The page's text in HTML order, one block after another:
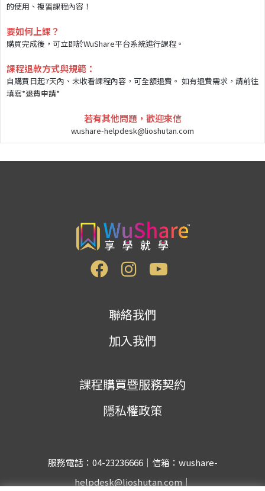
的使用、複習課程內容！
要如何上課？
購買完成後，可立即於WuShare平台系統進行課程。
課程退款方式與規範：
自購買日起7天內、未收看課程內容，可全額退費。 如有退費需求，請前往
填寫*退費申請*
若有其他問題，歡迎來信
wushare-helpdesk@lioshutan.com
聯絡我們
加入我們
課程購買暨服務契約
隱私權政策
服務電話：04-23236666｜信箱：wushare-
helpdesk@lioshutan.com｜